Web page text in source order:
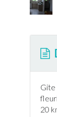
Gite
20